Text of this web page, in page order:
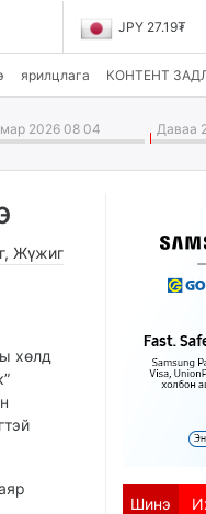
JPY 27.19₮
ярилцлага КОНТЕНТ
2026 08 04 Даваа
, Жүжиг
хөлд
Шинэ